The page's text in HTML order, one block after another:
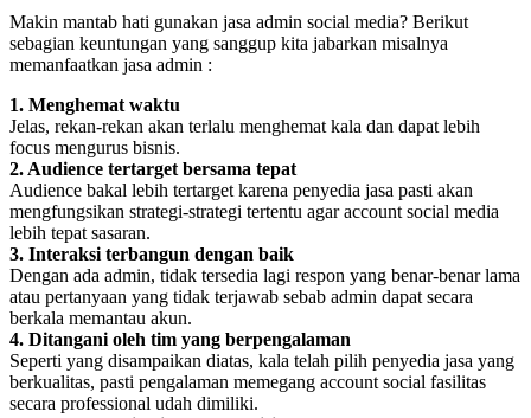
Makin mantab hati gunakan jasa admin social media? Berikut
sebagian keuntungan yang sanggup kita jabarkan misalnya
memanfaatkan jasa admin :
1. Menghemat waktu
Jelas, rekan-rekan akan terlalu menghemat kala dan dapat lebih
focus mengurus bisnis.
2. Audience tertarget bersama tepat
Audience bakal lebih tertarget karena penyedia jasa pasti akan
mengfungsikan strategi-strategi tertentu agar account social media
lebih tepat sasaran.
3. Interaksi terbangun dengan baik
Dengan ada admin, tidak tersedia lagi respon yang benar-benar lama
atau pertanyaan yang tidak terjawab sebab admin dapat secara
berkala memantau akun.
4. Ditangani oleh tim yang berpengalaman
Seperti yang disampaikan diatas, kala telah pilih penyedia jasa yang
berkualitas, pasti pengalaman memegang account social fasilitas
secara professional udah dimiliki.